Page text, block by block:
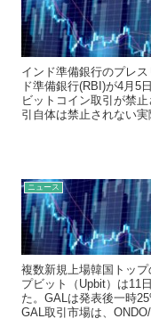
インド準備銀行のプレ
ド準備銀行(RBI)が4月5
ビットコイン取引が禁
引自体は禁止されない
ニュース
複数新規上場韓国トッ
プビット（Upbit）は11
た。GALは発表後一時
GAL取引市場は、